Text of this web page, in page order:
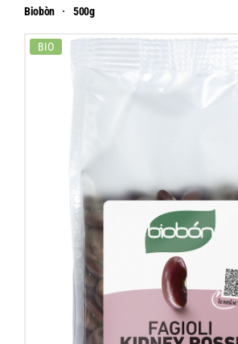
Biobòn 500g
BIO